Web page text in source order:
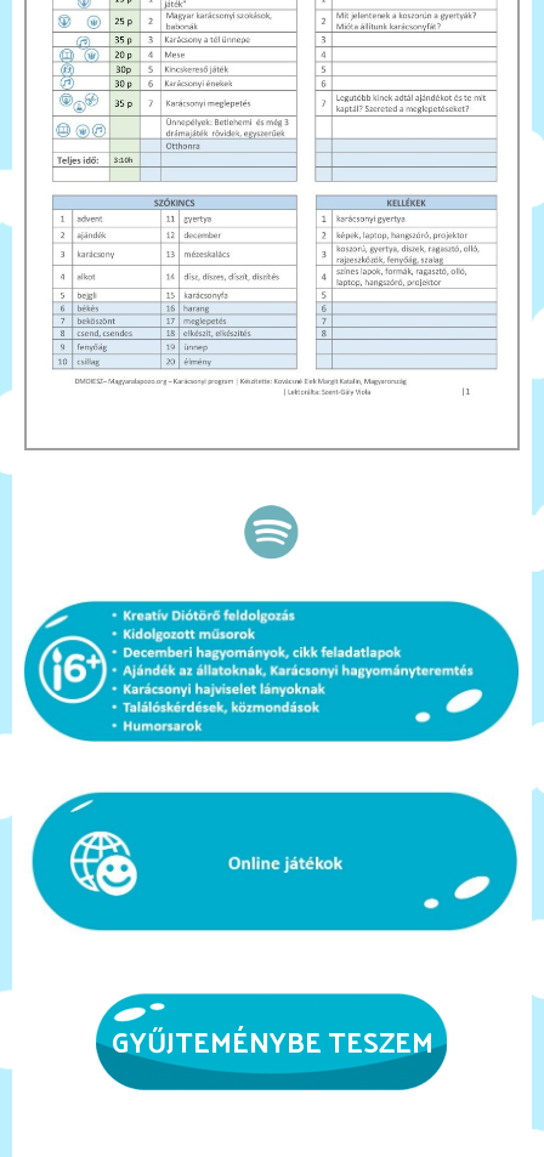
GYŰJTEMÉNYBE TESZEM